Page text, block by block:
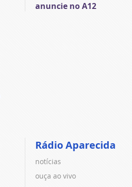
anuncie no A12
Rádio Aparecida
notícias
ouça ao vivo